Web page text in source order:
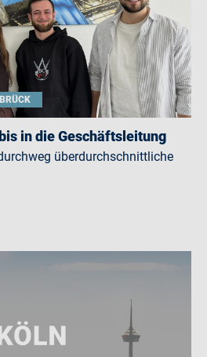
in die Geschäftsleitung
überdurchschnittliche